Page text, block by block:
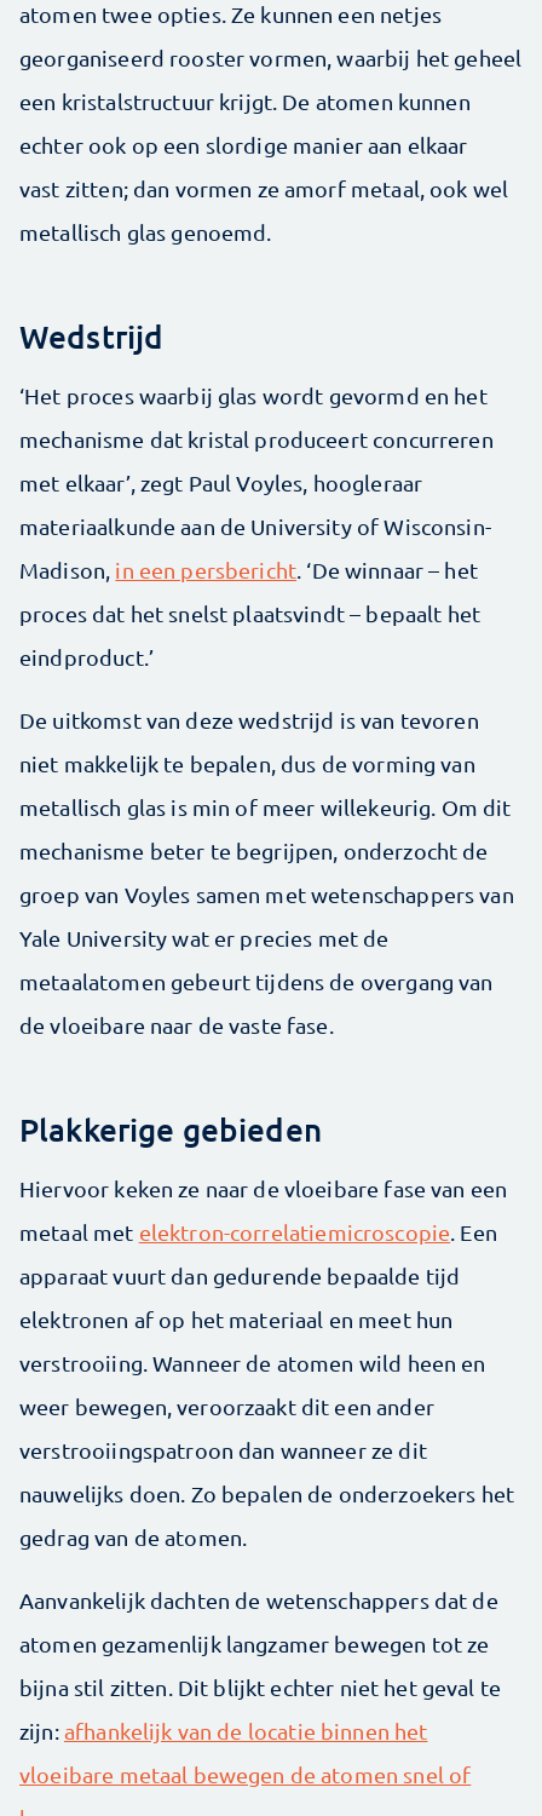
atomen twee opties. Ze kunnen een netjes
georganiseerd rooster vormen, waarbij het geheel
een kristalstructuur krijgt. De atomen kunnen
echter ook op een slordige manier aan elkaar
vast zitten; dan vormen ze amorf metaal, ook wel
metallisch glas genoemd.
Wedstrijd
‘Het proces waarbij glas wordt gevormd en het
mechanisme dat kristal produceert concurreren
met elkaar’, zegt Paul Voyles, hoogleraar
materiaalkunde aan de University of Wisconsin-
Madison, in een persbericht. ‘De winnaar – het
proces dat het snelst plaatsvindt – bepaalt het
eindproduct.’
De uitkomst van deze wedstrijd is van tevoren
niet makkelijk te bepalen, dus de vorming van
metallisch glas is min of meer willekeurig. Om dit
mechanisme beter te begrijpen, onderzocht de
groep van Voyles samen met wetenschappers van
Yale University wat er precies met de
metaalatomen gebeurt tijdens de overgang van
de vloeibare naar de vaste fase.
Plakkerige gebieden
Hiervoor keken ze naar de vloeibare fase van een
metaal met elektron-correlatiemicroscopie. Een
apparaat vuurt dan gedurende bepaalde tijd
elektronen af op het materiaal en meet hun
verstrooiing. Wanneer de atomen wild heen en
weer bewegen, veroorzaakt dit een ander
verstrooiingspatroon dan wanneer ze dit
nauwelijks doen. Zo bepalen de onderzoekers het
gedrag van de atomen.
Aanvankelijk dachten de wetenschappers dat de
atomen gezamenlijk langzamer bewegen tot ze
bijna stil zitten. Dit blijkt echter niet het geval te
zijn:afhankelijk van de locatie binnen het
vloeibare metaal bewegen de atomen snel of